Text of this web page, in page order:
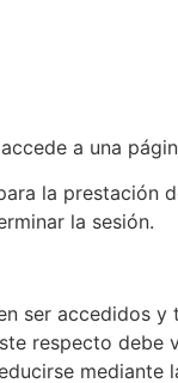
a una
la prestación
la sesión.
ser accedidos
respecto
mediante